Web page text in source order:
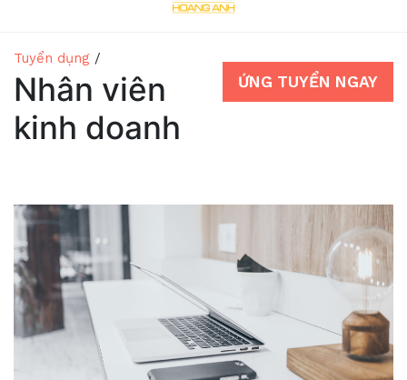
ỨNG TUYỂN NGAY
Tuyển dụng /
Nhân viên
kinh doanh